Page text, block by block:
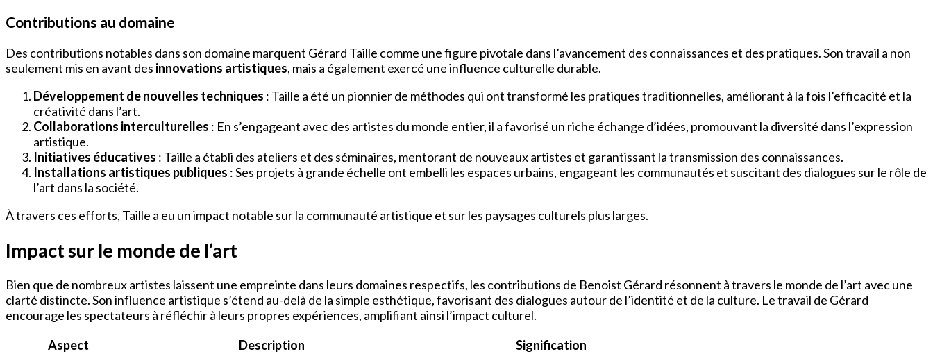
Contributions au domaine
Des contributions notables dans son domaine marquent Gérard Taille comme une figure pivotale dans l’avancement des connaissances et des pratiques. Son travail a non
seulement mis en avant des innovations artistiques, mais a également exercé une influence culturelle durable.
Développement de nouvelles techniques : Taille a été un pionnier de méthodes qui ont transformé les pratiques traditionnelles, améliorant à la fois l’efficacité et la
créativité dans l’art.
Collaborations interculturelles : En s’engageant avec des artistes du monde entier, il a favorisé un riche échange d’idées, promouvant la diversité dans l’expression
artistique.
Initiatives éducatives : Taille a établi des ateliers et des séminaires, mentorant de nouveaux artistes et garantissant la transmission des connaissances.
Installations artistiques publiques : Ses projets à grande échelle ont embelli les espaces urbains, engageant les communautés et suscitant des dialogues sur le rôle de
l’art dans la société.
À travers ces efforts, Taille a eu un impact notable sur la communauté artistique et sur les paysages culturels plus larges.
Impact sur le monde de l’art
Bien que de nombreux artistes laissent une empreinte dans leurs domaines respectifs, les contributions de Benoist Gérard résonnent à travers le monde de l’art avec une
clarté distincte. Son influence artistique s’étend au-delà de la simple esthétique, favorisant des dialogues autour de l’identité et de la culture. Le travail de Gérard
encourage les spectateurs à réfléchir à leurs propres expériences, amplifiant ainsi l’impact culturel.
Aspect
Description
Signification